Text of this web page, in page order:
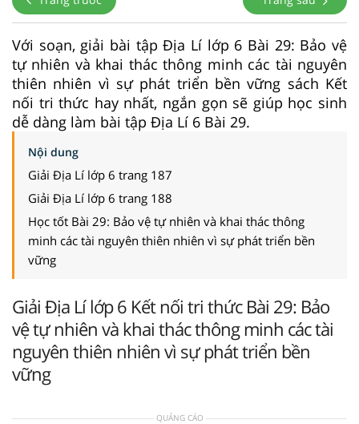
Với soạn, giải bài tập Địa Lí lớp 6 Bài 29: Bảo vệ
tự nhiên và khai thác thông minh các tài nguyên
thiên nhiên vì sự phát triển bền vững sách Kết
nối tri thức hay nhất, ngắn gọn sẽ giúp học sinh
dễ dàng làm bài tập Địa Lí 6 Bài 29.
Nội dung
Giải Địa Lí lớp 6 trang 187
Giải Địa Lí lớp 6 trang 188
Học tốt Bài 29: Bảo vệ tự nhiên và khai thác thông
minh các tài nguyên thiên nhiên vì sự phát triển bền
vững
Giải Địa Lí lớp 6 Kết nối tri thức Bài 29: Bảo
vệ tự nhiên và khai thác thông minh các tài
nguyên thiên nhiên vì sự phát triển bền
vững
QUẢNG CÁO